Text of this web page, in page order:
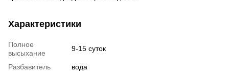
Характеристики
Полное
высыхание
9-15 суток
Разбавитель вода